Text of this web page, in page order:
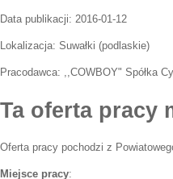
Data publikacji: 2016-01-12
Lokalizacja: Suwałki (podlaskie)
Pracodawca: ,,COWBOY" Spółka
Ta oferta pracy
Oferta pracy pochodzi z
Miejsce pracy: